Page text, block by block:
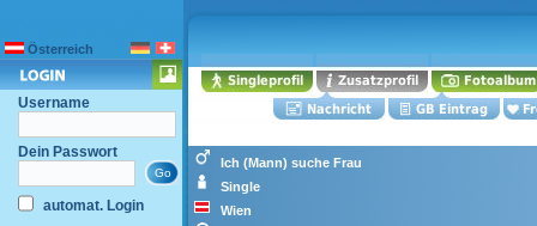
Österreich
Username
Dein Passwort
automat. Login
Ich (Mann) suche Frau
Single
Wien